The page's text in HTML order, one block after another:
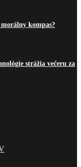
kompas?
strážia večeru za